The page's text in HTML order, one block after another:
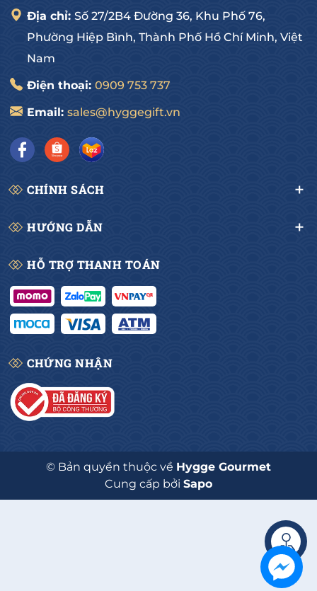
Địa chỉ: Số 27/2B4 Đường 36, Khu Phố 76,
Phường Hiệp Bình, Thành Phố Hồ Chí Minh, Việt
Nam
Điện thoại: 0909 753 737
Email: sales@hyggegift.vn
CHÍNH SÁCH
HƯỚNG DẪN
HỖ TRỢ THANH TOÁN
CHỨNG NHẬN
© Bản quyền thuộc về Hygge Gourmet
Cung cấp bởi Sapo
Liên hệ